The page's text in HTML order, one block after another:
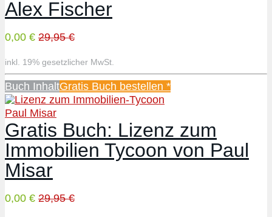
Alex Fischer
0,00 € 29,95 €
inkl. 19% gesetzlicher MwSt.
Buch InhaltGratis Buch bestellen *
Paul Misar
Gratis Buch: Lizenz zum
Immobilien Tycoon von Paul
Misar
0,00 € 29,95 €